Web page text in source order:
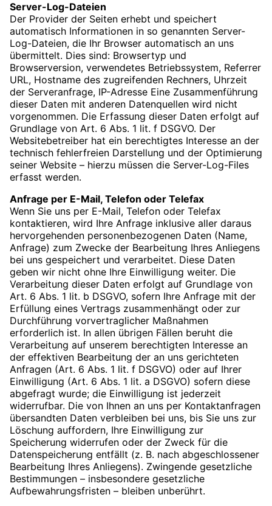
Server-Log-Dateien
Der Provider der Seiten erhebt und speichert
automatisch Informationen in so genannten Server-
Log-Dateien, die Ihr Browser automatisch an uns
übermittelt. Dies sind: Browsertyp und
Browserversion, verwendetes Betriebssystem, Referrer
URL, Hostname des zugreifenden Rechners, Uhrzeit
der Serveranfrage, IP-Adresse Eine Zusammenführung
dieser Daten mit anderen Datenquellen wird nicht
vorgenommen. Die Erfassung dieser Daten erfolgt auf
Grundlage von Art. 6 Abs. 1 lit. f DSGVO. Der
Websitebetreiber hat ein berechtigtes Interesse an der
technisch fehlerfreien Darstellung und der Optimierung
seiner Website – hierzu müssen die Server-Log-Files
erfasst werden.
Anfrage per E-Mail, Telefon oder Telefax
Wenn Sie uns per E-Mail, Telefon oder Telefax
kontaktieren, wird Ihre Anfrage inklusive aller daraus
hervorgehenden personenbezogenen Daten (Name,
Anfrage) zum Zwecke der Bearbeitung Ihres Anliegens
bei uns gespeichert und verarbeitet. Diese Daten
geben wir nicht ohne Ihre Einwilligung weiter. Die
Verarbeitung dieser Daten erfolgt auf Grundlage von
Art. 6 Abs. 1 lit. b DSGVO, sofern Ihre Anfrage mit der
Erfüllung eines Vertrags zusammenhängt oder zur
Durchführung vorvertraglicher Maßnahmen
erforderlich ist. In allen übrigen Fällen beruht die
Verarbeitung auf unserem berechtigten Interesse an
der effektiven Bearbeitung der an uns gerichteten
Anfragen (Art. 6 Abs. 1 lit. f DSGVO) oder auf Ihrer
Einwilligung (Art. 6 Abs. 1 lit. a DSGVO) sofern diese
abgefragt wurde; die Einwilligung ist jederzeit
widerrufbar. Die von Ihnen an uns per Kontaktanfragen
übersandten Daten verbleiben bei uns, bis Sie uns zur
Löschung auffordern, Ihre Einwilligung zur
Speicherung widerrufen oder der Zweck für die
Datenspeicherung entfällt (z. B. nach abgeschlossener
Bearbeitung Ihres Anliegens). Zwingende gesetzliche
Bestimmungen – insbesondere gesetzliche
Aufbewahrungsfristen – bleiben unberührt.